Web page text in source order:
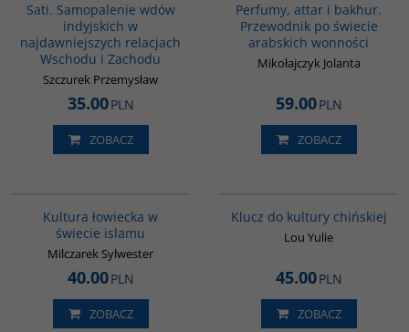
Sati. Samopalenie wdów
indyjskich w
najdawniejszych relacjach
Wschodu i Zachodu
Szczurek Przemysław
35.00PLN
ZOBACZ
Perfumy, attar i bakhur.
Przewodnik po świecie
arabskich wonności
Mikołajczyk Jolanta
59.00PLN
ZOBACZ
Kultura łowiecka w
świecie islamu
Milczarek Sylwester
40.00PLN
ZOBACZ
Klucz do kultury chińskiej
Lou Yulie
45.00PLN
ZOBACZ